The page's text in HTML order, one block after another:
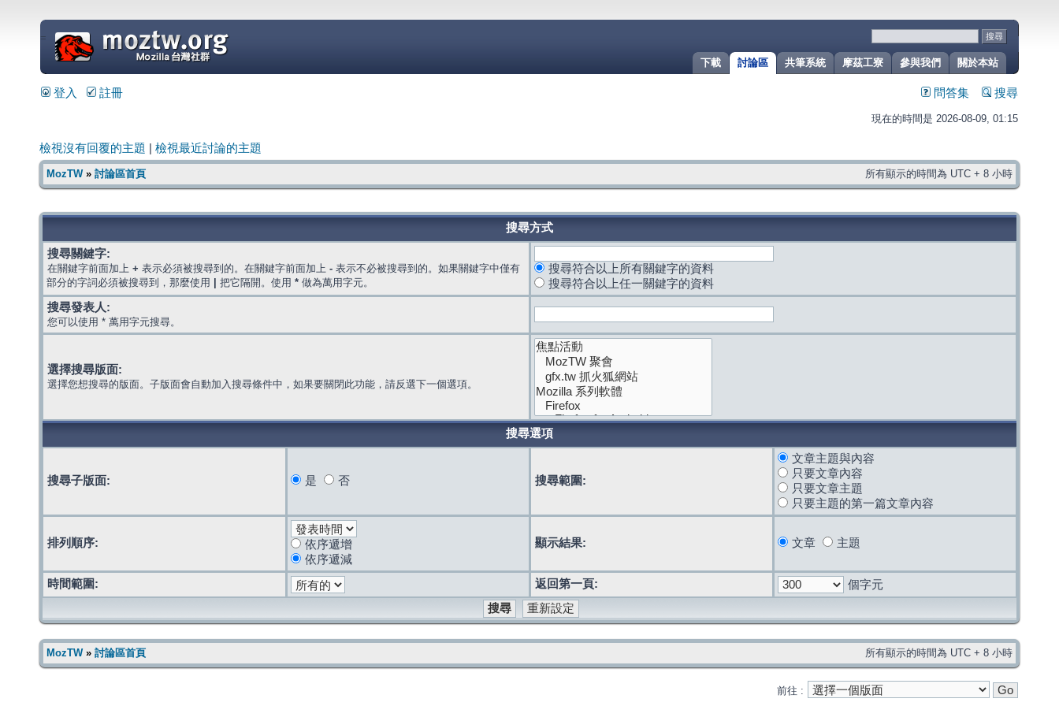
關於本站
參與我們
摩茲工寮
共筆系統
討論區
下載
=
登入 註冊 問答集 搜尋
現在的時間是 2026-08-09, 01:15
檢視沒有回覆的主題 檢視最近討論的主題
MozTW» 討論區首頁 所有顯示的時間為 UTC + 8 小時
搜尋方式
搜尋關鍵字:
在關鍵字前面加上 + 表示必須被搜尋到的。在關鍵字前面加上 - 表示不必被搜尋到的。如果關鍵字中僅有
部分的字詞必須被搜尋到，那麼使用
把它隔開。使用 * 做為萬用字元。
搜尋符合以上所有關鍵字的資料
搜尋符合以上任一關鍵字的資料
搜尋發表人:
您可以使用 * 萬用字元搜尋。
選擇搜尋版面:
選擇您想搜尋的版面。子版面會自動加入搜尋條件中，如果要關閉此功能，請反選下一個選項。
搜尋選項
搜尋子版面: 是 否 搜尋範圍:
文章主題與內容
只要文章內容
只要文章主題
只要主題的第一篇文章內容
排列順序:
依序遞增
依序遞減
顯示結果: 文章 主題
時間範圍: 返回第一頁: 個字元
MozTW» 討論區首頁 所有顯示的時間為 UTC + 8 小時
前往 :